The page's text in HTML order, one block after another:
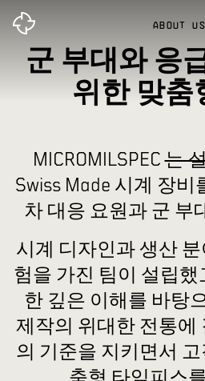
ABOUT US
군 부대와 응
위한 맞춤
MICROMILSPEC는
Swiss Made 시계 장비
차 대응 요원과 군 부
시계 디자인과 생산
험을 가진 팀이 설립했
한 깊은 이해를 바탕
제작의 위대한 전통에
의 기준을 지키면서